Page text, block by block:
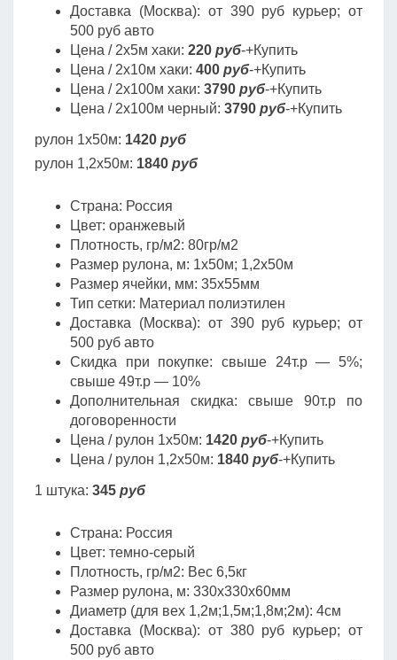
Доставка (Москва): от 390 руб курьер; от
500 руб авто
Цена / 2х5м хаки: 220 руб-+Купить
Цена / 2х10м хаки: 400 руб-+Купить
Цена / 2х100м хаки: 3790 руб-+Купить
Цена / 2х100м черный: 3790 руб-+Купить
рулон 1х50м: 1420 руб
рулон 1,2х50м: 1840 руб
Страна: Россия
Цвет: оранжевый
Плотность, гр/м2: 80гр/м2
Размер рулона, м: 1х50м; 1,2х50м
Размер ячейки, мм: 35х55мм
Тип сетки: Материал полиэтилен
Доставка (Москва): от 390 руб курьер; от
500 руб авто
Скидка при покупке: свыше 24т.р — 5%;
свыше 49т.р — 10%
Дополнительная скидка: свыше 90т.р по
договоренности
Цена / рулон 1х50м: 1420 руб-+Купить
Цена / рулон 1,2х50м: 1840 руб-+Купить
1 штука: 345 руб
Страна: Россия
Цвет: темно-серый
Плотность, гр/м2: Вес 6,5кг
Размер рулона, м: 330х330х60мм
Диаметр (для вех 1,2м;1,5м;1,8м;2м): 4см
Доставка (Москва): от 380 руб курьер; от
500 руб авто